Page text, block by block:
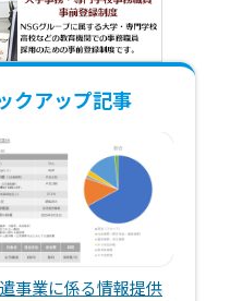
クアップ記事
事業に係る情報提供